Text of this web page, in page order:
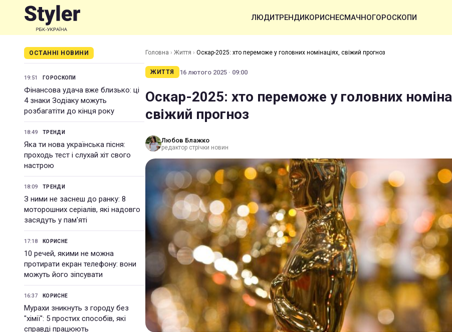
ЛЮДИТРЕНДИКОРИСНЕСМАЧНОГОРОСКОПИ
ОСТАННІ НОВИНИ
19:51 ГОРОСКОПИ
Фінансова удача вже близько: ці
4 знаки Зодіаку можуть
розбагатіти до кінця року
18:49 ТРЕНДИ
Яка ти нова українська пісня:
проходь тест і слухай хіт свого
настрою
18:09 ТРЕНДИ
З ними не заснеш до ранку: 8
моторошних серіалів, які надовго
засядуть у пам'яті
17:18 КОРИСНЕ
10 речей, якими не можна
протирати екран телефону: вони
можуть його зіпсувати
16:37 КОРИСНЕ
Мурахи зникнуть з городу без
"хімії": 5 простих способів, які
справді працюють
Головна › Життя › Оскар-2025: хто переможе у головних номінаціях, свіжий прогноз
ЖИТТЯ 16 лютого 2025 · 09:00
Оскар-2025: хто переможе у головних
свіжий прогноз
Любов Блажко
редактор стрічки новин